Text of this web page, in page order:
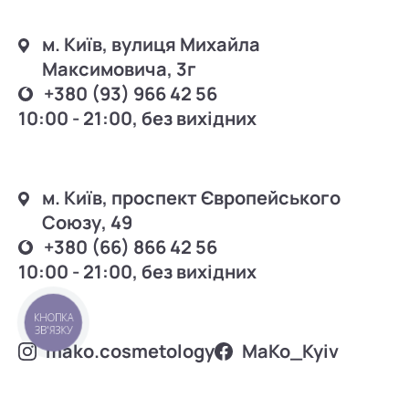
м. Київ, вулиця Михайла
Максимовича, 3г
+380 (93) 966 42 56
10:00 - 21:00, без вихідних
м. Київ, проспект Європейського
Союзу, 49
+380 (66) 866 42 56
10:00 - 21:00, без вихідних
mako.cosmetology MаKo_Kyiv
КНОПКА
ЗВ'ЯЗКУ